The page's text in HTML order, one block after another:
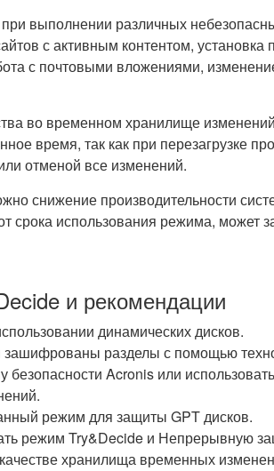
выполнении различных
с активным контентом, установка
с почтовыми вложениями,
во временном хранилище
время, так как при перезагрузке
отменой все изменений.
снижение производительности
срока использования режима, может
и рекомендации
динамических дисков.
зашифрованы разделы с помощью
Acronis или
режим для защиты GPT дисков.
режим Try&Decide и Непрерывную
хранилища временных